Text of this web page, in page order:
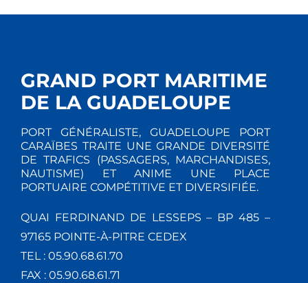
GRAND PORT MARITIME
DE LA GUADELOUPE
PORT GÉNÉRALISTE, GUADELOUPE PORT
CARAÏBES TRAITE UNE GRANDE DIVERSITÉ
DE TRAFICS (PASSAGERS, MARCHANDISES,
NAUTISME) ET ANIME UNE PLACE
PORTUAIRE COMPÉTITIVE ET DIVERSIFIÉE.
QUAI FERDINAND DE LESSEPS – BP 485 –
97165 POINTE-À-PITRE CEDEX
TEL : 05.90.68.61.70
FAX : 05.90.68.61.71